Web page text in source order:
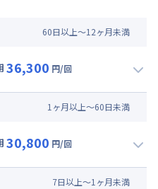
60日以上～12ヶ月未満
36,300 円/回
) (税抜)
1 ヶ月以上～60日未満
30,800 円/回
7日以上～1 ヶ月未満